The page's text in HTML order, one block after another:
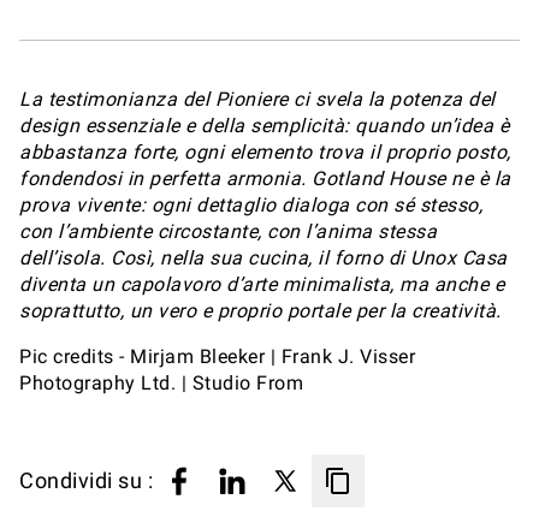
La testimonianza del Pioniere ci svela la potenza del
design essenziale e della semplicità: quando un’idea è
abbastanza forte, ogni elemento trova il proprio posto,
fondendosi in perfetta armonia. Gotland House ne è la
prova vivente: ogni dettaglio dialoga con sé stesso,
con l’ambiente circostante, con l’anima stessa
dell’isola. Così, nella sua cucina, il forno di Unox Casa
diventa un capolavoro d’arte minimalista, ma anche e
soprattutto, un vero e proprio portale per la creatività.
Pic credits - Mirjam Bleeker | Frank J. Visser
Photography Ltd. | Studio From
Condividi su :